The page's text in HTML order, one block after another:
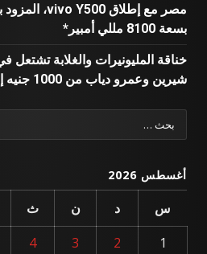
بسعة 8100 مللي أمبير*
خناقة المليونيرات والغلابة
شيرين وعمرو دياب من 1000 جنيه إلى نصف مليون
عن:
أغسطس 2026
س د ن ث
1
2
3
4